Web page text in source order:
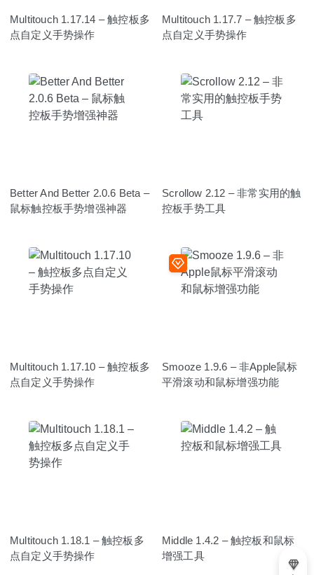
Multitouch 1.17.14 – 触控板多
点自定义手势操作
Multitouch 1.17.7 – 触控板多
点自定义手势操作
Better And Better 2.0.6 Beta –
鼠标触控板手势增强神器
Scrollow 2.12 – 非常实用的触
控板手势工具
Multitouch 1.17.10 – 触控板多
点自定义手势操作
Smooze 1.9.6 – 非Apple鼠标
平滑滚动和鼠标增强功能
Multitouch 1.18.1 – 触控板多
点自定义手势操作
Middle 1.4.2 – 触控板和鼠标
增强工具